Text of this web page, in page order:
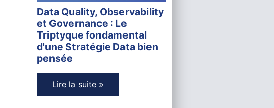
Data Quality, Observability
et Governance : Le
Triptyque fondamental
d'une Stratégie Data bien
pensée
Lire la suite »